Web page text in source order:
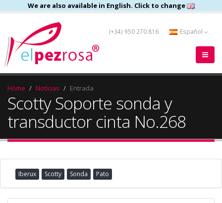
We are also available in English. Click to change
(+34) 950 270 816 Español
Home Noticias Entrada
Scotty Soporte sonda y
transductor cinta No.268
Iberux Scotty Sonda Pato